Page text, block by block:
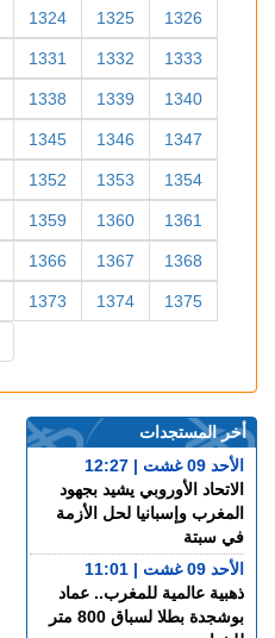
1324 1325 1326
1331 1332 1333
1338 1339 1340
1345 1346 1347
1352 1353 1354
1359 1360 1361
1366 1367 1368
1373 1374 1375
أخر المستجدات
الأحد 09 غشت | 12:27
الاتحاد الأوروبي يشيد بجهود
المغرب وإسبانيا لحل الأزمة
في سبتة
الأحد 09 غشت | 11:01
ذهبية عالمية للمغرب.. عماد
بوشجدة بطلا لسباق 800 متر